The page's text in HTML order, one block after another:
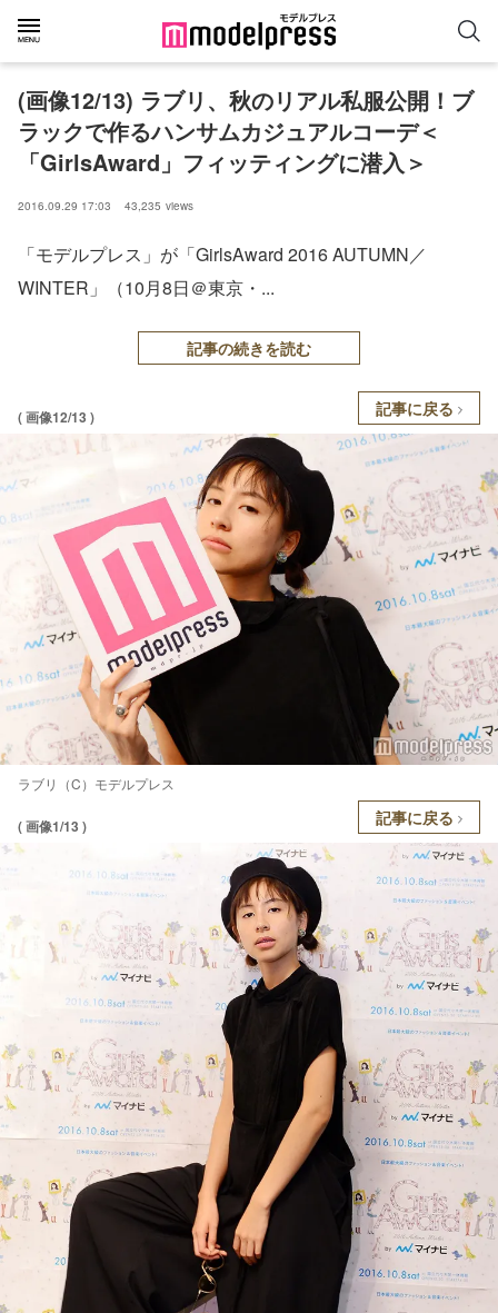
(画像12/13) ラブリ、秋のリアル私服公開！ブ
ラックで作るハンサムカジュアルコーデ＜
「GirlsAward」フィッティングに潜入＞
2016.09.29 17:03 43,235 views
「モデルプレス」が「GirlsAward 2016 AUTUMN／
WINTER」（10月8日＠東京・...
記事の続きを読む
( 画像12/13 ) 記事に戻る
ラブリ（C）モデルプレス
( 画像1/13 ) 記事に戻る